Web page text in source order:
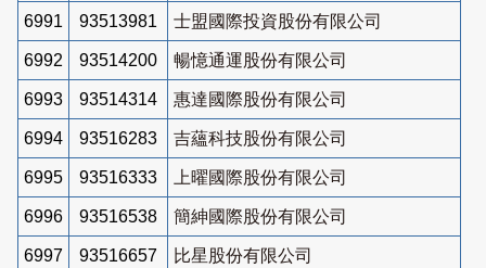
6991 93513981 士盟國際投資股份有限公司
6992 93514200 暢憶通運股份有限公司
6993 93514314 惠達國際股份有限公司
6994 93516283 吉蘊科技股份有限公司
6995 93516333 上曜國際股份有限公司
6996 93516538 簡紳國際股份有限公司
6997 93516657 比星股份有限公司